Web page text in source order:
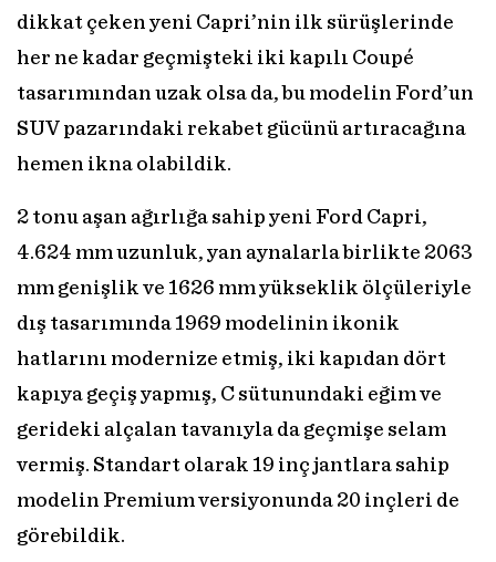
dikkat çeken yeni Capri’nin ilk sürüşlerinde
her ne kadar geçmişteki iki kapılı Coupé
tasarımından uzak olsa da, bu modelin Ford’un
SUV pazarındaki rekabet gücünü artıracağına
hemen ikna olabildik.
2 tonu aşan ağırlığa sahip yeni Ford Capri,
4.624 mm uzunluk, yan aynalarla birlikte 2063
mm genişlik ve 1626 mm yükseklik ölçüleriyle
dış tasarımında 1969 modelinin ikonik
hatlarını modernize etmiş, iki kapıdan dört
kapıya geçiş yapmış, C sütunundaki eğim ve
gerideki alçalan tavanıyla da geçmişe selam
vermiş. Standart olarak 19 inç jantlara sahip
modelin Premium versiyonunda 20 inçleri de
görebildik.